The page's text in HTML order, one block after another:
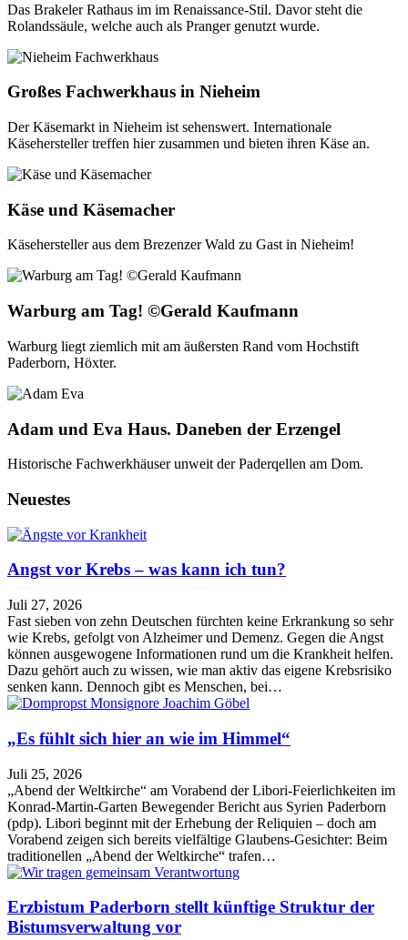
Das Brakeler Rathaus im im Renaissance-Stil. Davor steht die
Rolandssäule, welche auch als Pranger genutzt wurde.
Großes Fachwerkhaus in Nieheim
Der Käsemarkt in Nieheim ist sehenswert. Internationale
Käsehersteller treffen hier zusammen und bieten ihren Käse an.
Käse und Käsemacher
Käsehersteller aus dem Brezenzer Wald zu Gast in Nieheim!
Warburg am Tag! ©Gerald Kaufmann
Warburg liegt ziemlich mit am äußersten Rand vom Hochstift
Paderborn, Höxter.
Adam und Eva Haus. Daneben der Erzengel
Historische Fachwerkhäuser unweit der Paderqellen am Dom.
Neuestes
Angst vor Krebs – was kann ich tun?
Juli 27, 2026
Fast sieben von zehn Deutschen fürchten keine Erkrankung so sehr
wie Krebs, gefolgt von Alzheimer und Demenz. Gegen die Angst
können ausgewogene Informationen rund um die Krankheit helfen.
Dazu gehört auch zu wissen, wie man aktiv das eigene Krebsrisiko
senken kann. Dennoch gibt es Menschen, bei…
„Es fühlt sich hier an wie im Himmel“
Juli 25, 2026
„Abend der Weltkirche“ am Vorabend der Libori-Feierlichkeiten im
Konrad-Martin-Garten Bewegender Bericht aus Syrien Paderborn
(pdp). Libori beginnt mit der Erhebung der Reliquien – doch am
Vorabend zeigen sich bereits vielfältige Glaubens-Gesichter: Beim
traditionellen „Abend der Weltkirche“ trafen…
Erzbistum Paderborn stellt künftige Struktur der
Bistumsverwaltung vor